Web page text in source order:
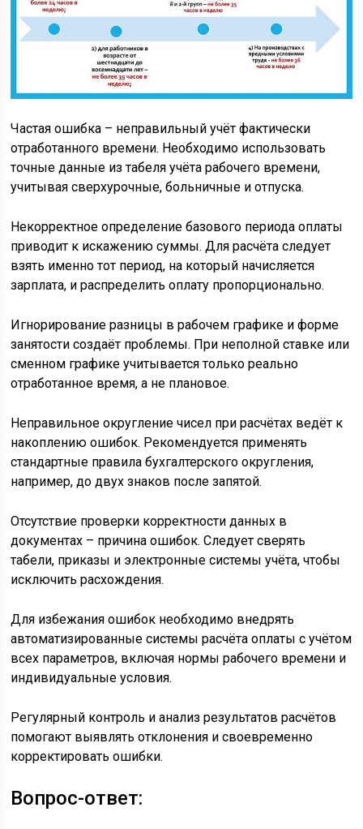
Частая ошибка – неправильный учёт фактически
отработанного времени. Необходимо использовать
точные данные из табеля учёта рабочего времени,
учитывая сверхурочные, больничные и отпуска.
Некорректное определение базового периода оплаты
приводит к искажению суммы. Для расчёта следует
взять именно тот период, на который начисляется
зарплата, и распределить оплату пропорционально.
Игнорирование разницы в рабочем графике и форме
занятости создаёт проблемы. При неполной ставке или
сменном графике учитывается только реально
отработанное время, а не плановое.
Неправильное округление чисел при расчётах ведёт к
накоплению ошибок. Рекомендуется применять
стандартные правила бухгалтерского округления,
например, до двух знаков после запятой.
Отсутствие проверки корректности данных в
документах – причина ошибок. Следует сверять
табели, приказы и электронные системы учёта, чтобы
исключить расхождения.
Для избежания ошибок необходимо внедрять
автоматизированные системы расчёта оплаты с учётом
всех параметров, включая нормы рабочего времени и
индивидуальные условия.
Регулярный контроль и анализ результатов расчётов
помогают выявлять отклонения и своевременно
корректировать ошибки.
Вопрос-ответ: